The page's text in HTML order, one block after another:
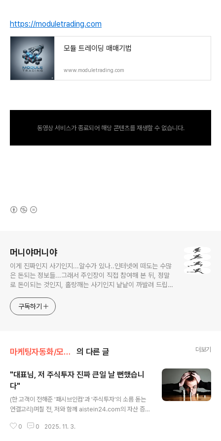
https://moduletrading.com
모듈 트레이딩 매매기법
www.moduletrading.com
동영상 서비스가 종료되어 해당 콘텐츠를 재생할 수 없습니다.
머니야머니야
이게 진짜인지 사기인지...알수가 있나..인터넷에 떠도는 수많
은 돈되는 정보들...그래서 주인장이 직접 참여해 본 뒤, 정말
로 돈이되는 것인지, 홀랑깨는 사기인지 낱낱이 까발려 드립니
야~구독하기
마케팅자동화/모듈 트레이딩 의 다른 글 더보기
"대표님, 저 주식투자 진짜 큰일 날 뻔했습니
다"
(한 고객이 전해준 '패시브인컴'과 '주식투자'의 소름 돋는
연결고리)며칠 전, 저와 함께 aistein24.com의 자산 증
르겠습니다)에게서 다급한, 그러나 아주 흥분된 목소리로
0 0 2025. 11. 3.